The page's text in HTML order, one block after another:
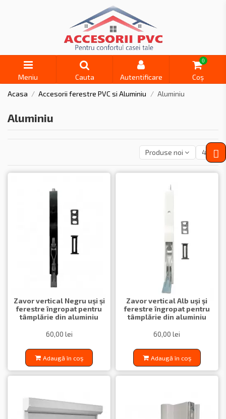
Meniu Cauta Autentificare
0
Coș
Acasa
Accesorii ferestre PVC si Aluminiu Aluminiu
Aluminiu
Produse noi 4
Zavor vertical Negru uși și
ferestre îngropat pentru
tâmplărie din aluminiu
60,00 lei
Adaugă în coș
Zavor vertical Alb uși și
ferestre îngropat pentru
tâmplărie din aluminiu
60,00 lei
Adaugă în coș